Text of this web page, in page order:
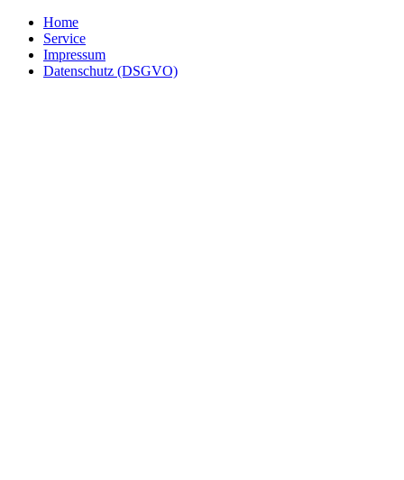
Home
Service
Impressum
Datenschutz (DSGVO)